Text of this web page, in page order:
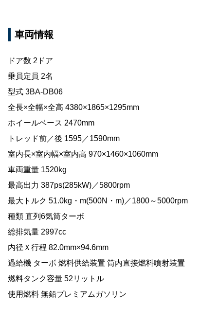
車両情報
ドア数 2ドア
乗員定員 2名
型式 3BA-DB06
全長×全幅×全高 4380×1865×1295mm
ホイールベース 2470mm
トレッド前／後 1595／1590mm
室内長×室内幅×室内高 970×1460×1060mm
車両重量 1520kg
最高出力 387ps(285kW)／5800rpm
最大トルク 51.0kg・m(500N・m)／1800～5000rpm
種類 直列6気筒ターボ
総排気量 2997cc
内径Ｘ行程 82.0mm×94.6mm
過給機 ターボ 燃料供給装置 筒内直接燃料噴射装置
燃料タンク容量 52リットル
使用燃料 無鉛プレミアムガソリン